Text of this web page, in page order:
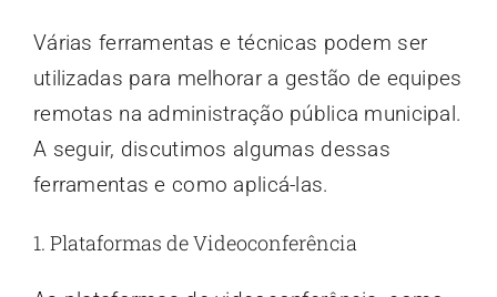
Várias ferramentas e técnicas podem ser
utilizadas para melhorar a gestão de equipes
remotas na administração pública municipal.
A seguir, discutimos algumas dessas
ferramentas e como aplicá-las.
1. Plataformas de Videoconferência